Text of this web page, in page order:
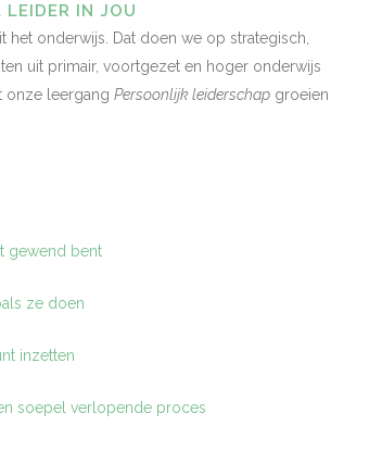
LEIDER IN JOU
het onderwijs. Dat doen we op strategisch,
uit primair, voortgezet en hoger onderwijs
onze leergang Persoonlijk leiderschap groeien
gewend bent
ze doen
inzetten
soepel verlopende proces